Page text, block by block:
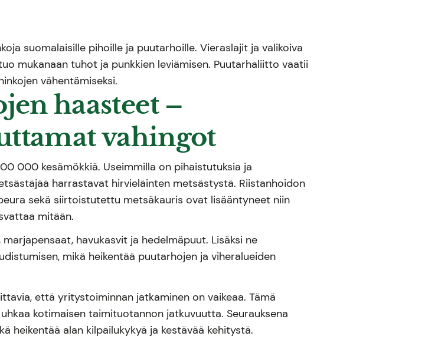
suomalaisille pihoille ja puutarhoille. Vieraslajit ja valikoiva
mukanaan tuhot ja punkkien leviämisen. Puutarhaliitto vaatii
vähentämiseksi.
haasteet –
vahingot
000 kesämökkiä. Useimmilla on pihaistutuksia ja
harrastavat hirvieläinten metsästystä. Riistanhoidon
sekä siirtoistutettu metsäkauris ovat lisääntyneet niin
mitään.
havukasvit ja hedelmäpuut. Lisäksi ne
mikä heikentää puutarhojen ja viheralueiden
että yritystoiminnan jatkaminen on vaikeaa. Tämä
kotimaisen taimituotannon jatkuvuutta. Seurauksena
heikentää alan kilpailukykyä ja kestävää kehitystä.